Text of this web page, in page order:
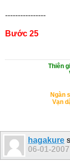
----------------
Bước 25
Thiên
Ngàn
Vạn
hagakure
06-01-2007